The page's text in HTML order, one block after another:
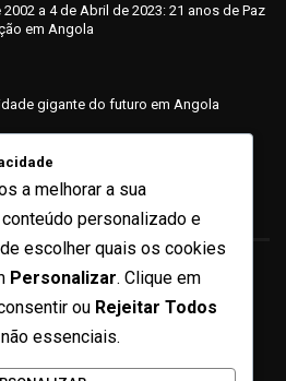
a 4 de Abril de 2023: 21 anos de Paz
em Angola
gigante do futuro em Angola
a melhorar a sua
personalizado e
escolher quais os cookies
Personalizar. Clique em
ou Rejeitar Todos
essenciais.